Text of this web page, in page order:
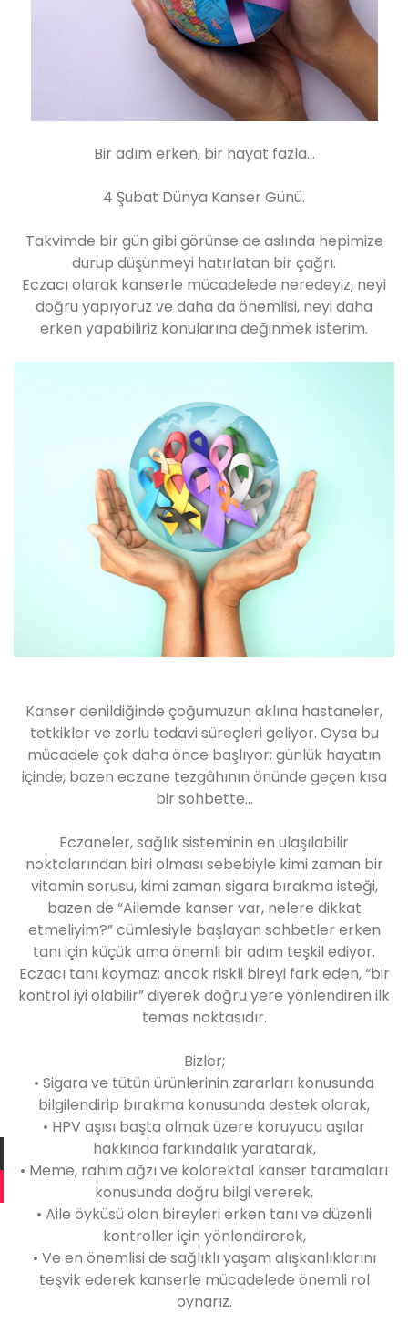
Bir adım erken, bir hayat fazla…
4 Şubat Dünya Kanser Günü.
Takvimde bir gün gibi görünse de aslında hepimize
durup düşünmeyi hatırlatan bir çağrı.
Eczacı olarak kanserle mücadelede neredeyiz, neyi
doğru yapıyoruz ve daha da önemlisi, neyi daha
erken yapabiliriz konularına değinmek isterim.
Kanser denildiğinde çoğumuzun aklına hastaneler,
tetkikler ve zorlu tedavi süreçleri geliyor. Oysa bu
mücadele çok daha önce başlıyor; günlük hayatın
içinde, bazen eczane tezgâhının önünde geçen kısa
bir sohbette…
Eczaneler, sağlık sisteminin en ulaşılabilir
noktalarından biri olması sebebiyle kimi zaman bir
vitamin sorusu, kimi zaman sigara bırakma isteği,
bazen de “Ailemde kanser var, nelere dikkat
etmeliyim?” cümlesiyle başlayan sohbetler erken
tanı için küçük ama önemli bir adım teşkil ediyor.
Eczacı tanı koymaz; ancak riskli bireyi fark eden, “bir
kontrol iyi olabilir” diyerek doğru yere yönlendiren ilk
temas noktasıdır.
Bizler;
• Sigara ve tütün ürünlerinin zararları konusunda
bilgilendirip bırakma konusunda destek olarak,
• HPV aşısı başta olmak üzere koruyucu aşılar
hakkında farkındalık yaratarak,
• Meme, rahim ağzı ve kolorektal kanser taramaları
konusunda doğru bilgi vererek,
• Aile öyküsü olan bireyleri erken tanı ve düzenli
kontroller için yönlendirerek,
• Ve en önemlisi de sağlıklı yaşam alışkanlıklarını
teşvik ederek kanserle mücadelede önemli rol
oynarız.